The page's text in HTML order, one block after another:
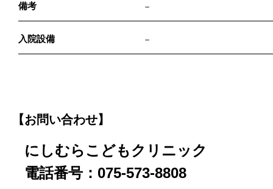
備考 －
入院設備 －
【お問い合わせ】
にしむらこどもクリニック
電話番号：075-573-8808